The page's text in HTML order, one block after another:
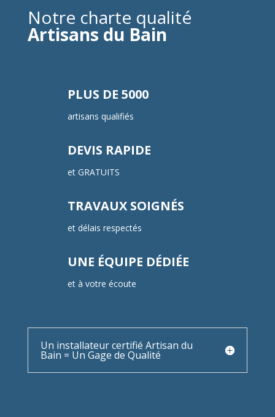
Notre charte qualité
Artisans du Bain
PLUS DE 5000
artisans qualifiés
DEVIS RAPIDE
et GRATUITS
TRAVAUX SOIGNÉS
et délais respectés
UNE ÉQUIPE DÉDIÉE
et à votre écoute
Un installateur certifié Artisan du
Bain = Un Gage de Qualité